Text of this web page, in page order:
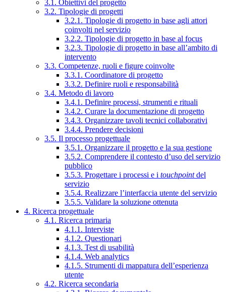
3.1. Obiettivi del progetto
3.2. Tipologie di progetti
3.2.1. Tipologie di progetto in base agli attori
coinvolti nel servizio
3.2.2. Tipologie di progetto in base al focus
3.2.3. Tipologie di progetto in base all’ambito di
intervento
3.3. Competenze, ruoli e figure coinvolte
3.3.1. Coordinatore di progetto
3.3.2. Definire ruoli e responsabilità
3.4. Metodo di lavoro
3.4.1. Definire processi, strumenti e rituali
3.4.2. Curare la documentazione di progetto
3.4.3. Organizzare tavoli tecnici collaborativi
3.4.4. Prendere decisioni
3.5. Il processo progettuale
3.5.1. Organizzare il progetto e la sua gestione
3.5.2. Comprendere il contesto d’uso del servizio
pubblico
3.5.3. Progettare i processi e i touchpointdel
servizio
3.5.4. Realizzare l’interfaccia utente del servizio
3.5.5. Validare la soluzione ottenuta
4. Ricerca progettuale
4.1. Ricerca primaria
4.1.1. Interviste
4.1.2. Questionari
4.1.3. Test di usabilità
4.1.4. Web analytics
4.1.5. Strumenti di mappatura dell’esperienza
utente
4.2. Ricerca secondaria